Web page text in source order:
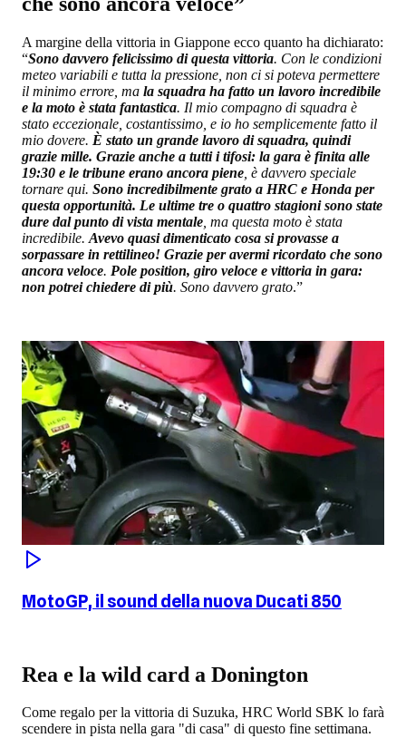
A margine della vittoria in Giappone ecco quanto ha dichiarato:
“Sono davvero felicissimo di questa vittoria. Con le condizioni
meteo variabili e tutta la pressione, non ci si poteva permettere
il minimo errore, ma la squadra ha fatto un lavoro incredibile
e la moto è stata fantastica. Il mio compagno di squadra è
stato eccezionale, costantissimo, e io ho semplicemente fatto il
mio dovere. È stato un grande lavoro di squadra, quindi
grazie mille. Grazie anche a tutti i tifosi: la gara è finita alle
19:30 e le tribune erano ancora piene , è davvero speciale
tornare qui. Sono incredibilmente grato a HRC e Honda per
questa opportunità. Le ultime tre o quattro stagioni sono state
dure dal punto di vista mentale , ma questa moto è stata
incredibile. Avevo quasi dimenticato cosa si provasse a
sorpassare in rettilineo! Grazie per avermi ricordato che sono
ancora veloce. Pole position, giro veloce e vittoria in gara:
non potrei chiedere di più. Sono davvero grato.”
MotoGP, il sound della nuova Ducati 850
Rea e la wild card a Donington
Come regalo per la vittoria di Suzuka, HRC World SBK lo farà
scendere in pista nella gara "di casa" di questo fine settimana.